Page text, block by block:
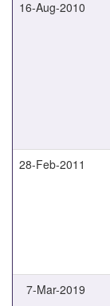
16-Aug-2010
28-Feb-2011
7-Mar-2019